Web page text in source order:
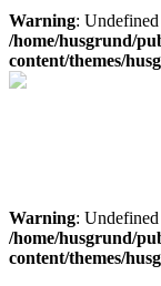
Warning:
/home/husgrund/
content/themes/
Warning:
/home/husgrund/
content/themes/